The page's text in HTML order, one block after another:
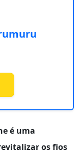
é uma
os fios